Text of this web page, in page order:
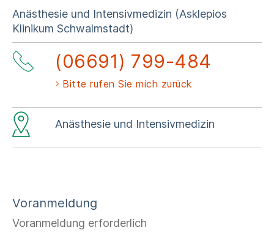
Anästhesie und Intensivmedizin (Asklepios
Klinikum Schwalmstadt)
(06691) 799-484
Bitte rufen Sie mich zurück
Anästhesie und Intensivmedizin
Voranmeldung
Voranmeldung erforderlich